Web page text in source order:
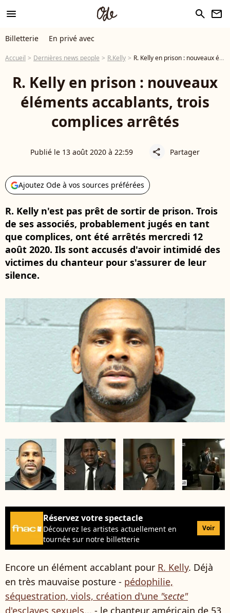
menu search newsletter
Billetterie En privé avec
Accueil Dernières news people R.Kelly R. Kelly en prison : nouveaux éléments accablants, trois complices arrêtés
R. Kelly en prison : nouveaux
éléments accablants, trois
complices arrêtés
Publié le 13 août 2020 à 22:59 share Partager
Ajoutez Ode à vos sources préférées
R. Kelly n'est pas prêt de sortir de prison. Trois
de ses associés, probablement jugés en tant
que complices, ont été arrêtés mercredi 12
août 2020. Ils sont accusés d'avoir intimidé des
victimes du chanteur pour s'assurer de leur
silence.
Réservez votre spectacle
Découvrez les artistes actuellement en
tournée sur notre billetterie
Voir
Encore un élément accablant pour R. Kelly. Déjà
en très mauvaise posture - pédophilie,
séquestration, viols, création d'une "secte"
d'esclaves sexuels... - le chanteur américain de 53